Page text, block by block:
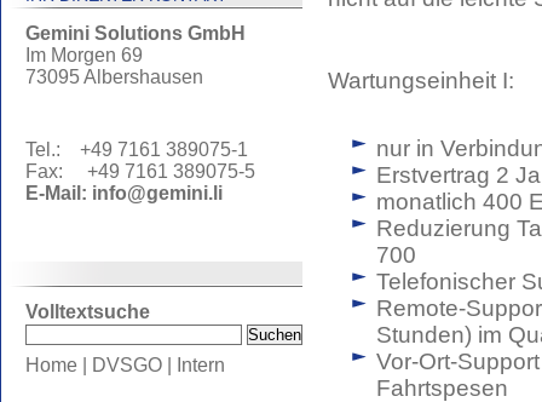
Gemini Solutions GmbH
Im Morgen 69
73095 Albershausen
Tel.: +49 7161 389075-1
Fax: +49 7161 389075-5
E-Mail: info@gemini.li
Volltextsuche
Home DVSGO Intern
Wartungseinheit I:
nur in
Erstvertrag 2
monatlich 400
Reduzierung
700
Telefonischer
Remote-
Stunden) im
Vor-Ort-
Fahrtspesen